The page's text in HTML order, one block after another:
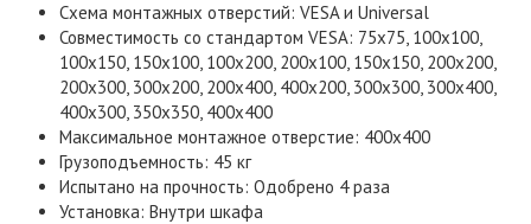
Схема монтажных отверстий: VESA и Universal
Совместимость со стандартом VESA: 75x75, 100x100,
100x150, 150x100, 100x200, 200x100, 150x150, 200x200,
200x300, 300x200, 200x400, 400x200, 300x300, 300x400,
400x300, 350x350, 400x400
Максимальное монтажное отверстие: 400x400
Грузоподъемность: 45 кг
Испытано на прочность: Одобрено 4 раза
Установка: Внутри шкафа